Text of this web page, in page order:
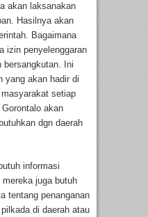
akan laksanakan
Hasilnya akan
Bagaimana
izin penyelenggaran
bersangkutan. Ini
yang akan hadir di
setiap
akan
dgn daerah
informasi
juga butuh
tentang penanganan
di daerah atau